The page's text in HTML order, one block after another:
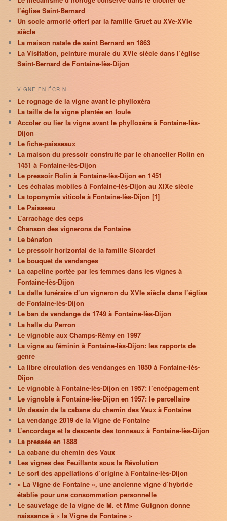
l’église Saint-Bernard
Un socle armorié offert par la famille Gruet au XVe-XVIe
siècle
La maison natale de saint Bernard en 1863
La Visitation, peinture murale du XVIe siècle dans l’église
Saint-Bernard de Fontaine-lès-Dijon
VIGNE EN ÉCRIN
Le rognage de la vigne avant le phylloxéra
La taille de la vigne plantée en foule
Accoler ou lier la vigne avant le phylloxéra à Fontaine-lès-
Dijon
Le fiche-paisseaux
La maison du pressoir construite par le chancelier Rolin en
1451 à Fontaine-lès-Dijon
Le pressoir Rolin à Fontaine-lès-Dijon en 1451
Les échalas mobiles à Fontaine-lès-Dijon au XIXe siècle
La toponymie viticole à Fontaine-lès-Dijon [1]
Le Paisseau
L’arrachage des ceps
Chanson des vignerons de Fontaine
Le bénaton
Le pressoir horizontal de la famille Sicardet
Le bouquet de vendanges
La capeline portée par les femmes dans les vignes à
Fontaine-lès-Dijon
La dalle funéraire d’un vigneron du XVIe siècle dans l’église
de Fontaine-lès-Dijon
Le ban de vendange de 1749 à Fontaine-lès-Dijon
La halle du Perron
Le vignoble aux Champs-Rémy en 1997
La vigne au féminin à Fontaine-lès-Dijon: les rapports de
genre
La libre circulation des vendanges en 1850 à Fontaine-lès-
Dijon
Le vignoble à Fontaine-lès-Dijon en 1957: l’encépagement
Le vignoble à Fontaine-lès-Dijon en 1957: le parcellaire
Un dessin de la cabane du chemin des Vaux à Fontaine
La vendange 2019 de la Vigne de Fontaine
L’encordage et la descente des tonneaux à Fontaine-lès-Dijon
La pressée en 1888
La cabane du chemin des Vaux
Les vignes des Feuillants sous la Révolution
Le sort des appellations d’origine à Fontaine-lès-Dijon
« La Vigne de Fontaine », une ancienne vigne d’hybride
établie pour une consommation personnelle
Le sauvetage de la vigne de M. et Mme Guignon donne
naissance à « la Vigne de Fontaine »